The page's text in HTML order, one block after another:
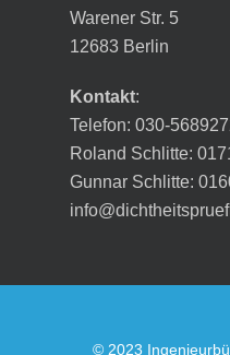
Warener Str. 5
12683 Berlin
Kontakt:
Telefon: 030-
Roland Schlitte:
Gunnar Schlitte:
© 2023